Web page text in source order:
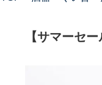
【サマーセ